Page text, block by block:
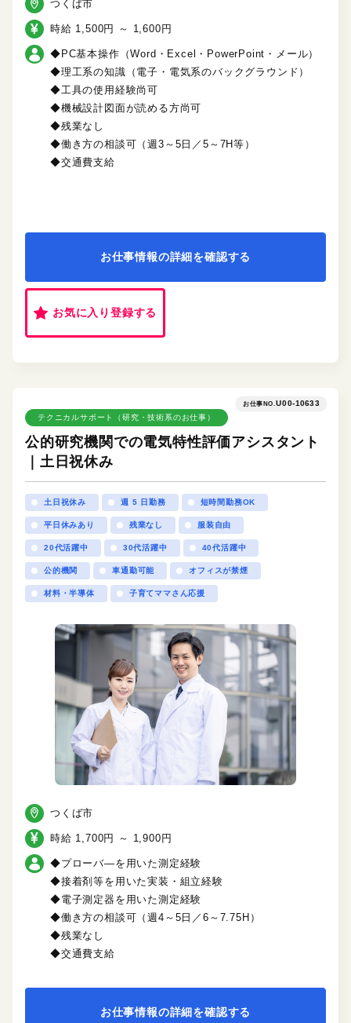
つくば市
時給 1,500円 ～ 1,600円
◆PC基本操作（Word・Excel・PowerPoint・メール）
◆理工系の知識（電子・電気系のバックグラウンド）
◆工具の使用経験尚可
◆機械設計図面が読める方尚可
◆残業なし
◆働き方の相談可（週3～5日／5～7H等）
◆交通費支給
お仕事情報の詳細を確認する
お気に入り登録する
お仕事NO.U00-10633
テクニカルサポート（研究・技術系のお仕事）
公的研究機関での電気特性評価アシスタント
｜土日祝休み
土日祝休み 週 5 日勤務 短時間勤務OK
平日休みあり 残業なし 服装自由
20代活躍中 30代活躍中 40代活躍中
公的機関 車通勤可能 オフィスが禁煙
材料・半導体 子育てママさん応援
つくば市
時給 1,700円 ～ 1,900円
◆プローバ―を用いた測定経験
◆接着剤等を用いた実装・組立経験
◆電子測定器を用いた測定経験
◆働き方の相談可（週4～5日／6～7.75H）
◆残業なし
◆交通費支給
お仕事情報の詳細を確認する